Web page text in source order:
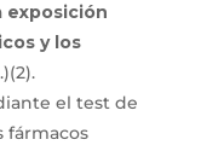
y los
el test de
fármacos